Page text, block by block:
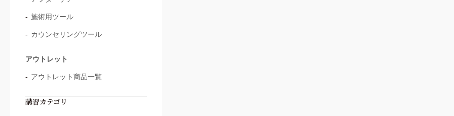
施術用ツール
カウンセリングツール
アウトレット
アウトレット商品一覧
講習カテゴリ